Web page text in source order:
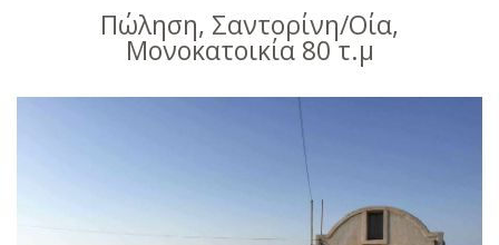
ΠΡΟΦΙΛ
ΔΑΜΙΓΟΥ ΕΥΑΓΓΕΛΙΑ
ΜΑΡΓΑΡΙΤΑ ΔΑΚΩΡΟΝΙΑ
ΠΩΛΗΣΕΙΣ ΑΚΙΝΗΤΩΝ
ΠΩΛΗΣΕΙΣ ΑΚΙΝΗΤΩΝ
REMAX ΣΥΝΕΡΓΑΤΗΣ
ΕΠΙΚΟΙΝΩΝΊΑ
Πώληση, Σαντορίνη/Οία,
Μονοκατοικία 80 τ.μ